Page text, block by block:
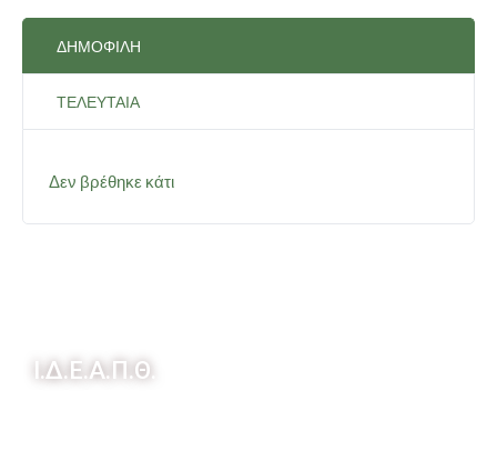
ΔΗΜΟΦΙΛΉ
ΤΕΛΕΥΤΑΊΑ
Δεν βρέθηκε κάτι
Ι.Δ.Ε.Α.Π.Θ.